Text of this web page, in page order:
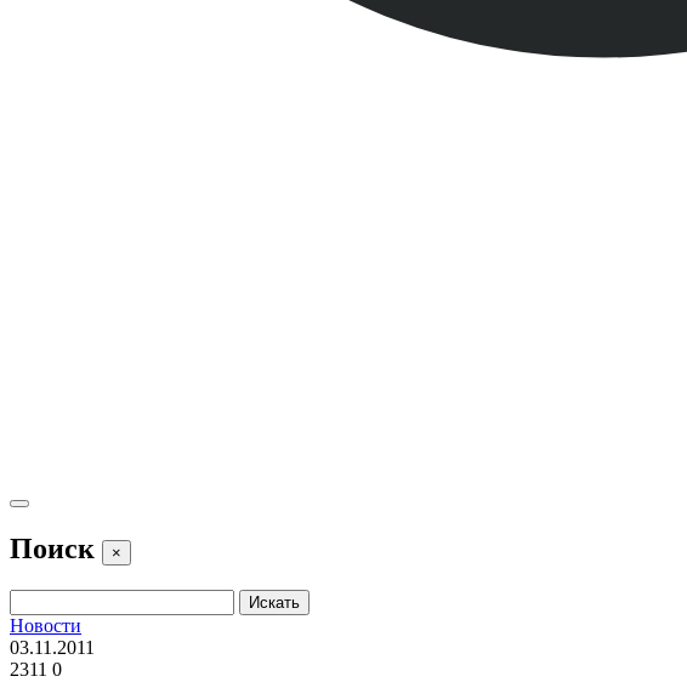
Поиск ×
Новости
03.11.2011
2311 0